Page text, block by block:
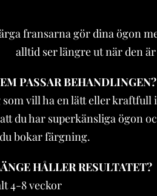
fransarna gör dina ögon
alltid ser längre ut när den
PASSAR BEHANDLINGEN?
vill ha en lätt eller
du har superkänsliga ögon
bokar färgning.
HÅLLER RESULTATET?
4-8 veckor